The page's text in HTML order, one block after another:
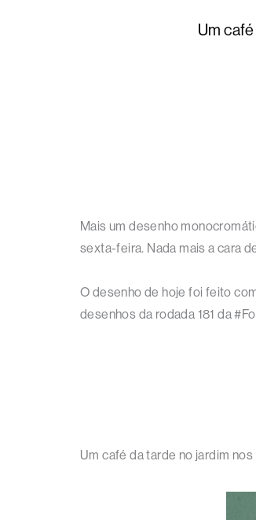
Um
Mais um desenho
sexta-feira. Nada mais a cara
O desenho de hoje foi feito
desenhos da rodada 181 da
Um café da tarde no jardim